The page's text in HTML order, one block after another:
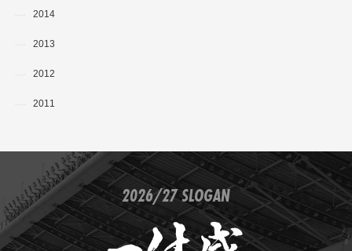
2014
2013
2012
2011
2026/27 SLOGAN